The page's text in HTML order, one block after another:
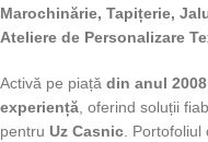
Marochinărie, Tapițerie,
Ateliere de Personalizare
Activă pe piață din anul 2008
experiență, oferind soluții
pentru Uz Casnic. Portofoliul